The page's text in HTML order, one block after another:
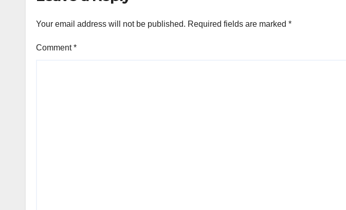
Your email address will not be published. Required fields are marked *
Comment*